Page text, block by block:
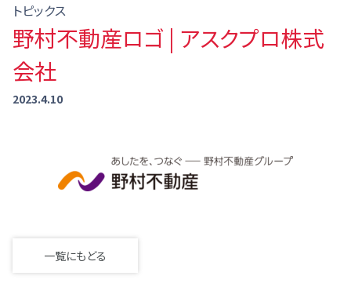
トピックス
野村不動産ロゴ | アスクプロ株式
会社
2023.4.10
一覧にもどる